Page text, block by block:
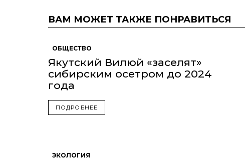
ВАМ МОЖЕТ ТАКЖЕ ПОНРАВИТЬСЯ
ОБЩЕСТВО
Якутский Вилюй «заселят»
сибирским осетром до 2024
года
ПОДРОБНЕЕ
ЭКОЛОГИЯ